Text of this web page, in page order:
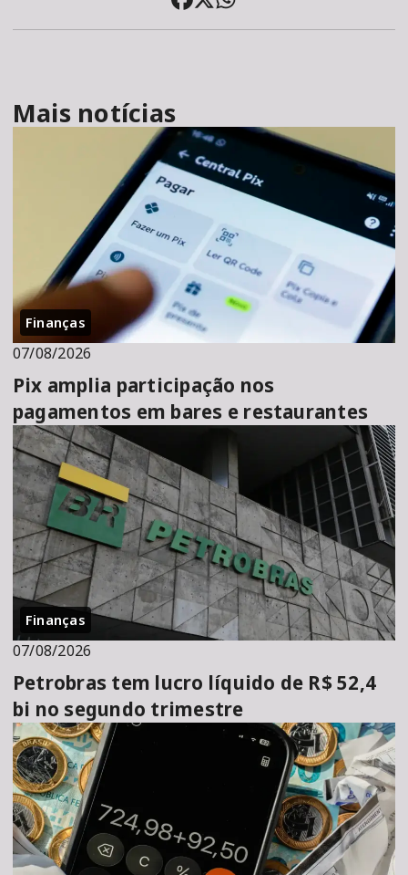
Mais notícias
Finanças
07/08/2026
Pix amplia participação nos
pagamentos em bares e restaurantes
Finanças
07/08/2026
Petrobras tem lucro líquido de R$ 52,4
bi no segundo trimestre